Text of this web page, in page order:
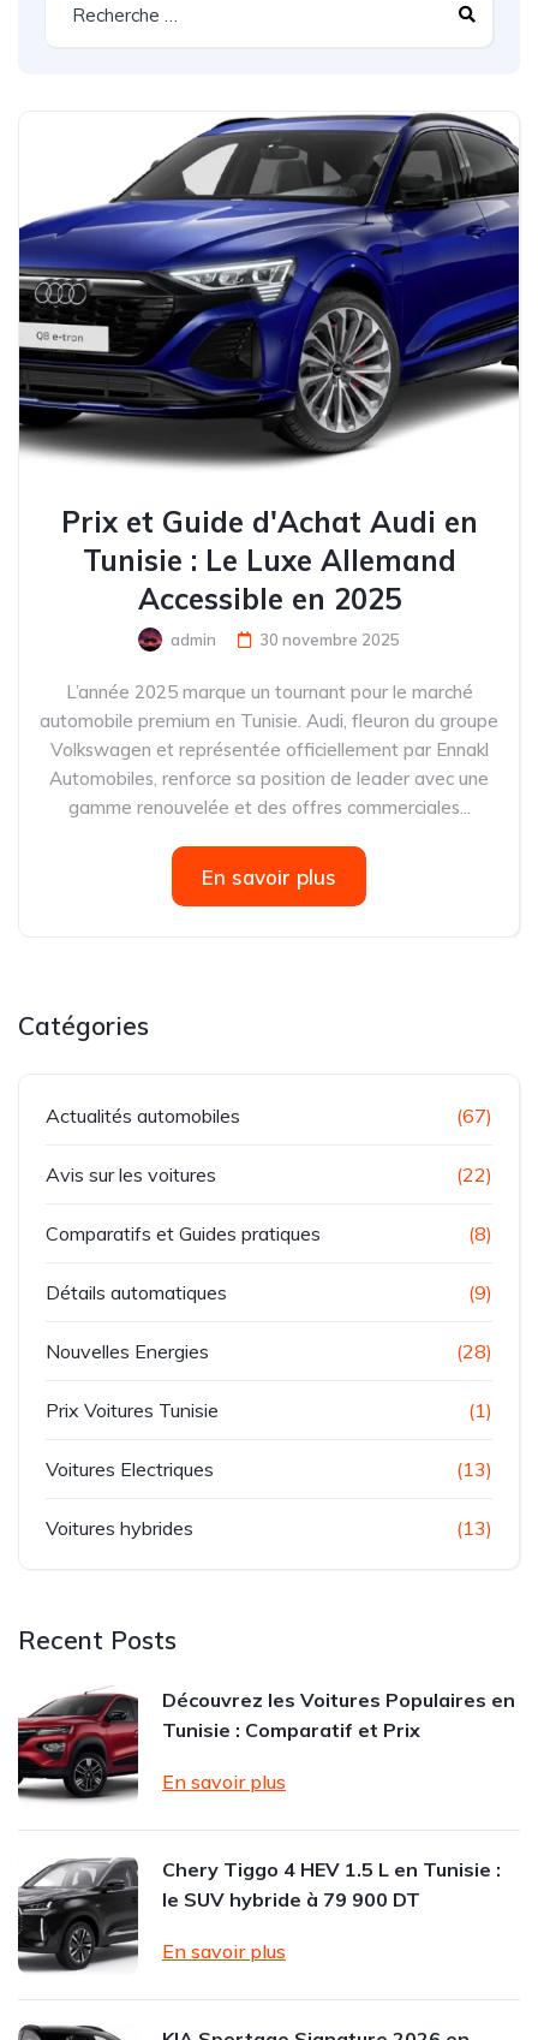
Prix et Guide d'Achat Audi en
Tunisie : Le Luxe Allemand
Accessible en 2025
admin 30 novembre 2025
L’année 2025 marque un tournant pour le marché
automobile premium en Tunisie. Audi, fleuron du groupe
Volkswagen et représentée officiellement par Ennakl
Automobiles, renforce sa position de leader avec une
gamme renouvelée et des offres commerciales...
En savoir plus
Catégories
Actualités automobiles (67)
Avis sur les voitures (22)
Comparatifs et Guides pratiques (8)
Détails automatiques (9)
Nouvelles Energies (28)
Prix Voitures Tunisie (1)
Voitures Electriques (13)
Voitures hybrides (13)
Recent Posts
Découvrez les Voitures Populaires en
Tunisie : Comparatif et Prix
En savoir plus
Chery Tiggo 4 HEV 1.5 L en Tunisie :
le SUV hybride à 79 900 DT
En savoir plus